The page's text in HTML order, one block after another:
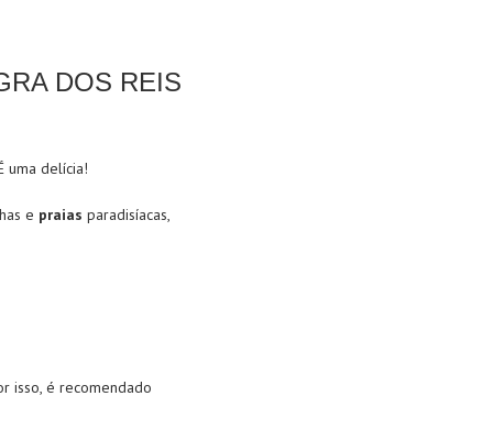
DOS REIS
uma delícia!
e praias paradisíacas,
isso, é recomendado